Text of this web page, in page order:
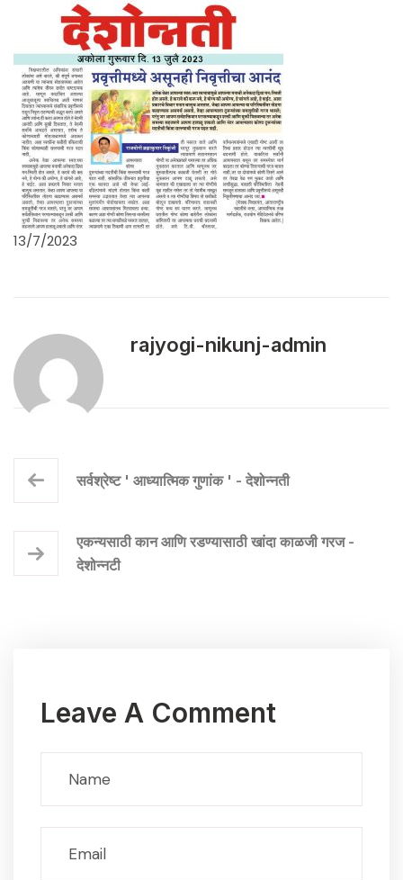
13/7/2023
rajyogi-nikunj-admin
सर्वश्रेष्ट ' आध्यात्मिक गुणांक ' - देशोन्नती
एकन्यसाठी कान आणि रडण्यासाठी खांदा काळजी गरज -
देशोन्नटी
Leave A Comment